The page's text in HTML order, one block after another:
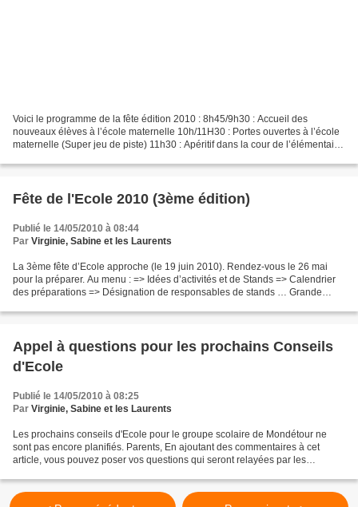
Voici le programme de la fête édition 2010 : 8h45/9h30 : Accueil des
nouveaux élèves à l’école maternelle 10h/11H30 : Portes ouvertes à l’école
maternelle (Super jeu de piste) 11h30 : Apéritif dans la cour de l’élémentaire,
Fête de l'Ecole 2010 (3ème édition)
Publié le 14/05/2010 à 08:44
Par Virginie, Sabine et les Laurents
La 3ème fête d’Ecole approche (le 19 juin 2010). Rendez-vous le 26 mai
pour la préparer. Au menu : => Idées d’activités et de Stands => Calendrier
des préparations => Désignation de responsables de stands … Grande
Appel à questions pour les prochains Conseils
d'Ecole
Publié le 14/05/2010 à 08:25
Par Virginie, Sabine et les Laurents
Les prochains conseils d'Ecole pour le groupe scolaire de Mondétour ne
sont pas encore planifiés. Parents, En ajoutant des commentaires à cet
article, vous pouvez poser vos questions qui seront relayées par les